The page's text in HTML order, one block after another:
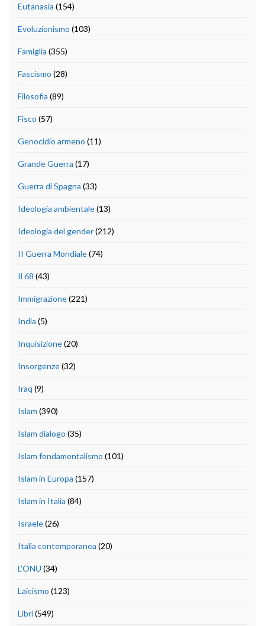
Eutanasia (154)
Evoluzionismo (103)
Famiglia (355)
Fascismo (28)
Filosofia (89)
Fisco (57)
Genocidio armeno (11)
Grande Guerra (17)
Guerra di Spagna (33)
Ideologia ambientale(13)
Ideologia del gender(212)
II Guerra Mondiale(74)
Il 68 (43)
Immigrazione(221)
India (5)
Inquisizione(20)
Insorgenze(32)
Iraq (9)
Islam (390)
Islam dialogo (35)
Islam fondamentalismo (101)
Islam in Europa (157)
Islam in Italia (84)
Israele(26)
Italia contemporanea (20)
L'ONU (34)
Laicismo (123)
Libri(549)